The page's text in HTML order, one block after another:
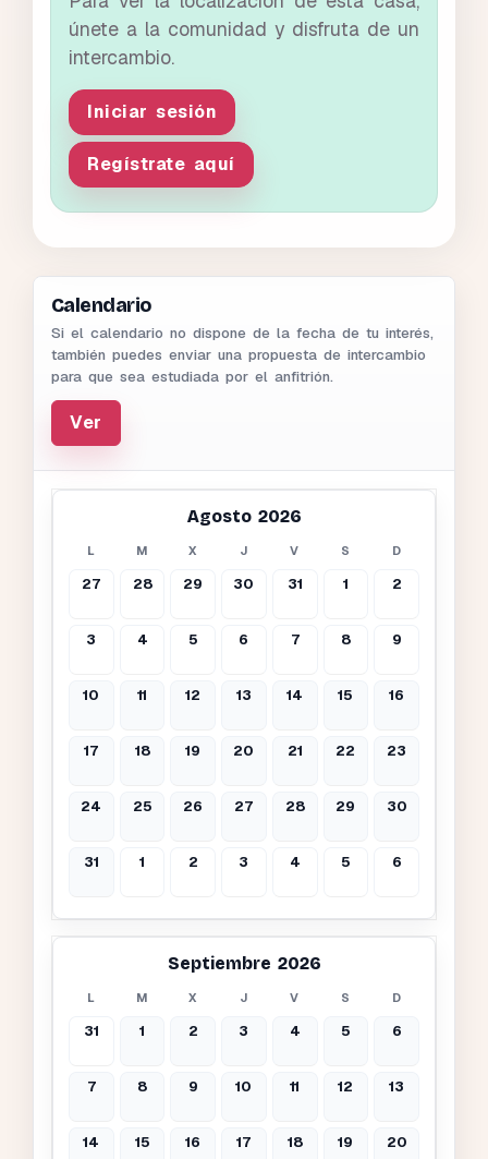
únete a la comunidad y disfruta de un
intercambio.
Iniciar sesión
Regístrate aquí
Calendario
Si el calendario no dispone de la fecha de tu interés,
también puedes enviar una propuesta de intercambio
para que sea estudiada por el anfitrión.
Ver
Agosto 2026
L M X J V S D
27 28 29 30 31 1 2
3 4 5 6 7 8 9
10 11 12 13 14 15 16
17 18 19 20 21 22 23
24 25 26 27 28 29 30
31 1 2 3 4 5 6
Septiembre 2026
L M X J V S D
31 1 2 3 4 5 6
7 8 9 10 11 12 13
14 15 16 17 18 19 20